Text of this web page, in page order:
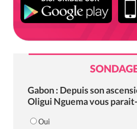
Gabon : Depuis son
Oligui Nguema vous
Oui